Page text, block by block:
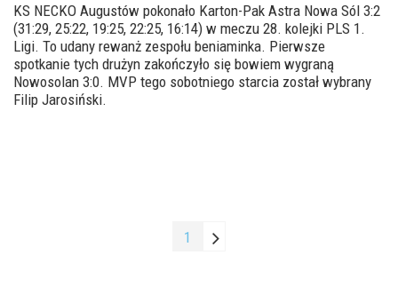
KS NECKO Augustów pokonało Karton-Pak Astra Nowa Sól 3:2
(31:29, 25:22, 19:25, 22:25, 16:14) w meczu 28. kolejki PLS 1.
Ligi. To udany rewanż zespołu beniaminka. Pierwsze
spotkanie tych drużyn zakończyło się bowiem wygraną
Nowosolan 3:0. MVP tego sobotniego starcia został wybrany
Filip Jarosiński.
1